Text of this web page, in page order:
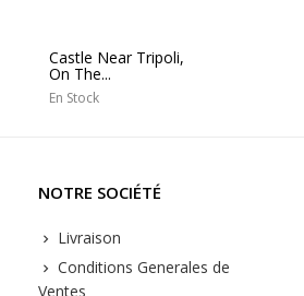
Castle Near Tripoli,
On The...
En Stock
NOTRE SOCIÉTÉ
Livraison
Conditions Generales de
Ventes